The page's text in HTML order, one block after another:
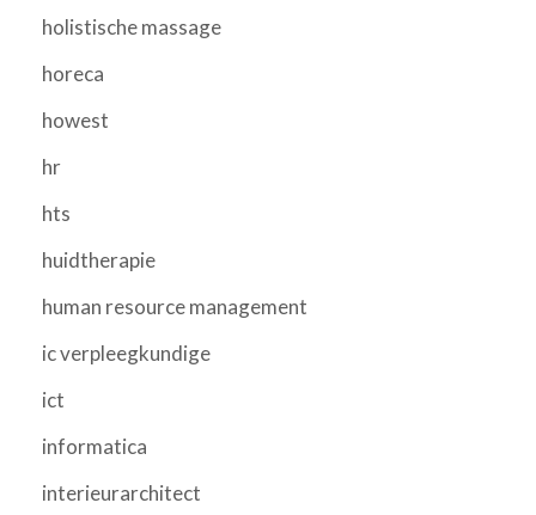
holistische massage
horeca
howest
hr
hts
huidtherapie
human resource management
ic verpleegkundige
ict
informatica
interieurarchitect